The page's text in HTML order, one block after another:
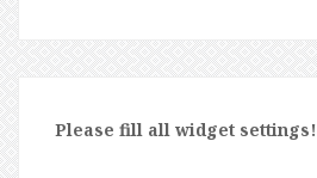
Please fill all widget settings!